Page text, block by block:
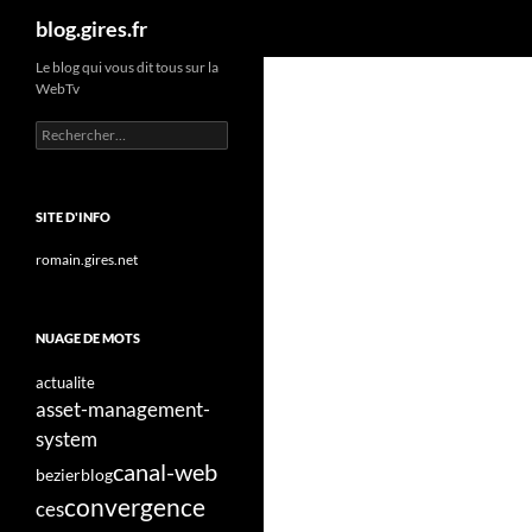
Aller
contenu
blog.gires.fr
Le blog qui vous dit tous sur la
WebTv
Rechercher :
SITE D'INFO
romain.gires.net
NUAGE DE MOTS
actualite
asset-management-
system
bezierblogcanal-web
cesconvergence